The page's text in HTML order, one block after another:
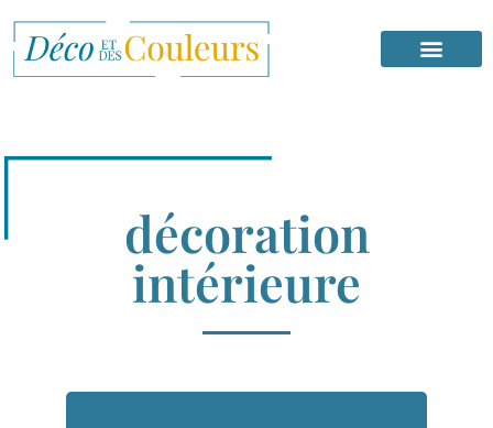
décoration
intérieure